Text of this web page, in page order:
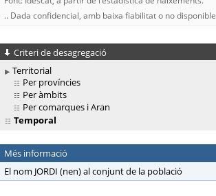
.. Dada confidencial, amb baixa fiabilitat o no disponible
Criteri de desagregació
Territorial
Per províncies
Per àmbits
Per comarques i Aran
Temporal
Més informació
El nom JORDI (nen) al conjunt de la població